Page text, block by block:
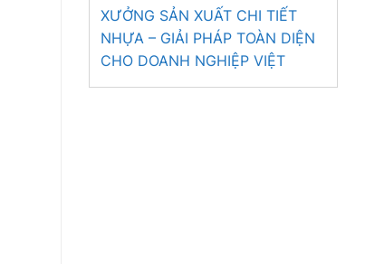
XƯỞNG SẢN XUẤT CHI TIẾT
NHỰA – GIẢI PHÁP TOÀN DIỆN
CHO DOANH NGHIỆP VIỆT